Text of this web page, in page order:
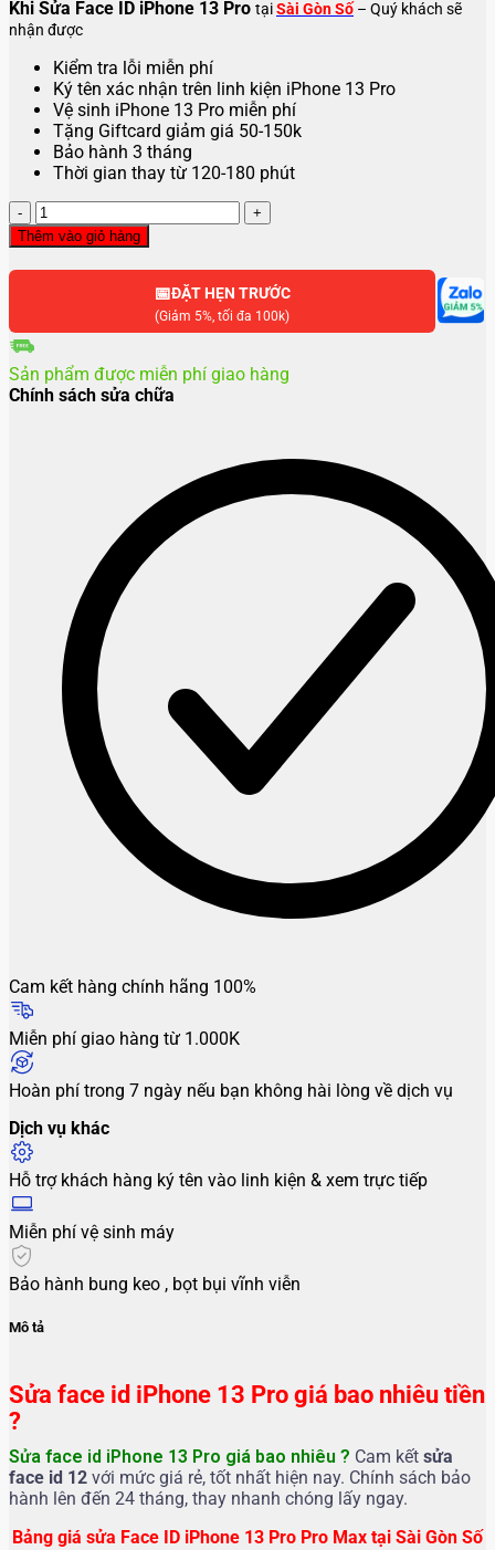
Khi Sửa Face ID iPhone 13 Pro tạiSài Gòn Số – Quý khách sẽ
nhận được
Kiểm tra lỗi miễn phí
Ký tên xác nhận trên linh kiện iPhone 13 Pro
Vệ sinh iPhone 13 Pro miễn phí
Tặng Giftcard giảm giá 50-150k
Bảo hành 3 tháng
Thời gian thay từ 120-180 phút
Sửa
Face
iD
iPhone
số
Thêm vào giỏ hàng
📅ĐẶT HẸN TRƯỚC
(Giảm 5%, tối đa 100k)
Sản phẩm được miễn phí giao hàng
Chính sách sửa chữa
Cam kết hàng chính hãng 100%
Miễn phí giao hàng từ 1.000K
Hoàn phí trong 7 ngày nếu bạn không hài lòng về dịch vụ
Dịch vụ khác
Hỗ trợ khách hàng ký tên vào linh kiện & xem trực tiếp
Miễn phí vệ sinh máy
Bảo hành bung keo , bọt bụi vĩnh viễn
Mô tả
Sửa face id iPhone 13 Pro giá bao nhiêu tiền
?
Sửa face id iPhone 13 Pro giá bao nhiêu ? Cam kết sửa
face id 12 với mức giá rẻ, tốt nhất hiện nay. Chính sách bảo
hành lên đến 24 tháng, thay nhanh chóng lấy ngay.
Bảng giá sửa Face ID iPhone 13 Pro Pro Max tại Sài Gòn Số